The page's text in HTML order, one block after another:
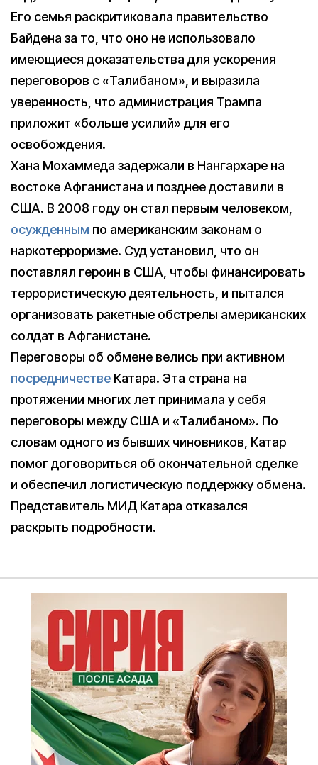
Его семья раскритиковала правительство
Байдена за то, что оно не использовало
имеющиеся доказательства для ускорения
переговоров с «Талибаном», и выразила
уверенность, что администрация Трампа
приложит «больше усилий» для его
освобождения.
Хана Мохаммеда задержали в Нангархаре на
востоке Афганистана и позднее доставили в
США. В 2008 году он стал первым человеком,
осужденным по американским законам о
наркотерроризме. Суд установил, что он
поставлял героин в США, чтобы финансировать
террористическую деятельность, и пытался
организовать ракетные обстрелы американских
солдат в Афганистане.
Переговоры об обмене велись при активном
посредничестве Катара. Эта страна на
протяжении многих лет принимала у себя
переговоры между США и «Талибаном». По
словам одного из бывших чиновников, Катар
помог договориться об окончательной сделке
и обеспечил логистическую поддержку обмена.
Представитель МИД Катара отказался
раскрыть подробности.